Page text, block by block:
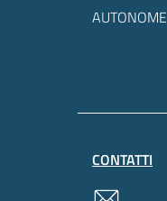
AUTONOME
CONTATTI